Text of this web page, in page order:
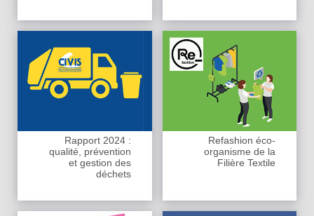
Rapport 2024 :
qualité, prévention
et gestion des
déchets
Refashion éco-
organisme de la
Filière Textile